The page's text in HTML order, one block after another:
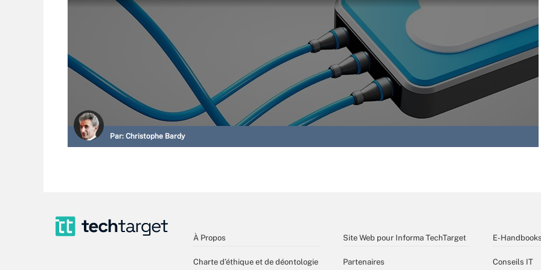
Par: Christophe Bardy
À Propos
Charte d’éthique et de déontologie
Site Web pour Informa TechTarget
Partenaires
E-
Conseils IT